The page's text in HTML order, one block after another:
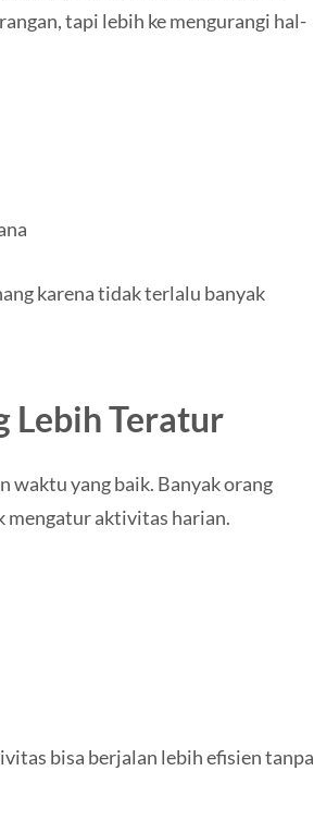
tapi lebih ke mengurangi hal-
karena tidak terlalu banyak
Lebih Teratur
waktu yang baik. Banyak orang
mengatur aktivitas harian.
bisa berjalan lebih efisien tanpa